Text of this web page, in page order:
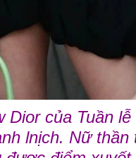
Dior của Tuần
lnịch. Nữ